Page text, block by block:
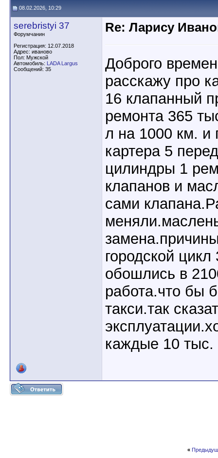
08.02.2026, 10:29
serebristyi 37
Форумчанин
Регистрация: 12.07.2018
Адрес: иваново
Пол: Мужской
Автомобиль: LADA Largus
Сообщений: 35
Re: Ларису
Доброго
расскажу про
16 клапанный
ремонта 365
л на 1000 км. и
картера 5
цилиндры 1
клапанов и
сами
городской
обошлись в
работа.что бы
такси.так
каждые 10 тыс.
«